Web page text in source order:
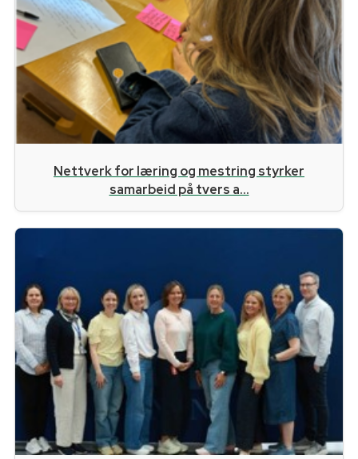
Nettverk for læring og mestring styrker
samarbeid på tvers a...